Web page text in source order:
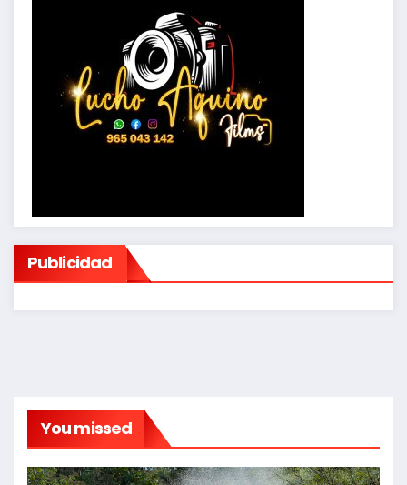
Publicidad
You missed